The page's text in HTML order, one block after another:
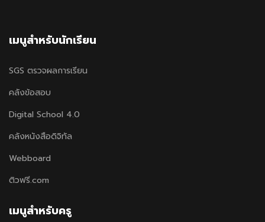
เมนูสำหรับนักเรียน
SGS ตรวจผลการเรียน
คลังข้อสอบ
Digital School 4.0
คลังหนังสือดิจิทัล
Webboard
ติวฟรี.com
เมนูสำหรับครู